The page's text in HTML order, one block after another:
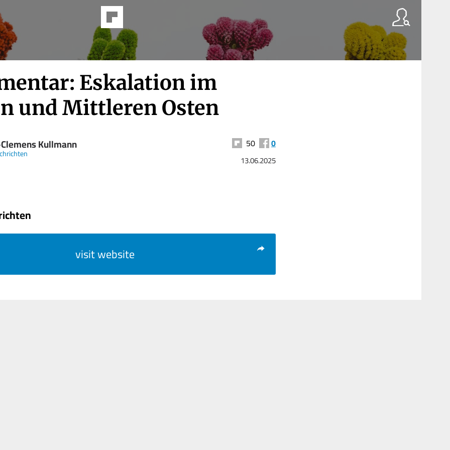
Eskalation im
und Mittleren Osten
Kullmann 50 0
13.06.2025
visit website